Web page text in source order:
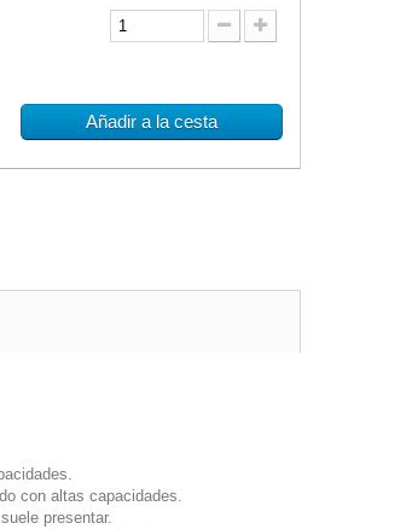
Añadir a la cesta
con altas capacidades.
presentar.